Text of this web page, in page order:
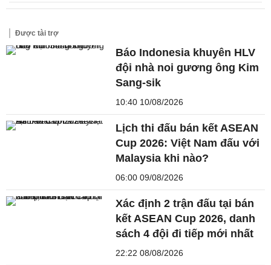
Được tài trợ
Báo Indonesia khuyên HLV
đội nhà noi gương ông Kim
Sang-sik
10:40 10/08/2026
Lịch thi đấu bán kết ASEAN
Cup 2026: Việt Nam đấu với
Malaysia khi nào?
06:00 09/08/2026
Xác định 2 trận đấu tại bán
kết ASEAN Cup 2026, danh
sách 4 đội đi tiếp mới nhất
22:22 08/08/2026